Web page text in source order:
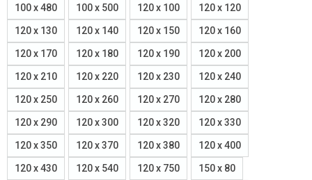
100 x 480 100 x 500 120 x 100 120 x 120
120 x 130 120 x 140 120 x 150 120 x 160
120 x 170 120 x 180 120 x 190 120 x 200
120 x 210 120 x 220 120 x 230 120 x 240
120 x 250 120 x 260 120 x 270 120 x 280
120 x 290 120 x 300 120 x 320 120 x 330
120 x 350 120 x 370 120 x 380 120 x 400
120 x 430 120 x 540 120 x 750 150 x 80